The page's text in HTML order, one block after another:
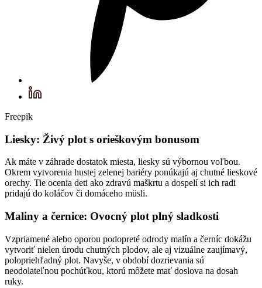
Freepik
Liesky: Živý plot s orieškovým bonusom
Ak máte v záhrade dostatok miesta, liesky sú výbornou voľbou.
Okrem vytvorenia hustej zelenej bariéry ponúkajú aj chutné lieskové
orechy. Tie ocenia deti ako zdravú maškrtu a dospelí si ich radi
pridajú do koláčov či domáceho müsli.
Maliny a černice: Ovocný plot plný sladkosti
Vzpriamené alebo oporou podopreté odrody malín a černíc dokážu
vytvoriť nielen úrodu chutných plodov, ale aj vizuálne zaujímavý,
polopriehľadný plot. Navyše, v období dozrievania sú
neodolateľnou pochúťkou, ktorú môžete mať doslova na dosah
ruky.